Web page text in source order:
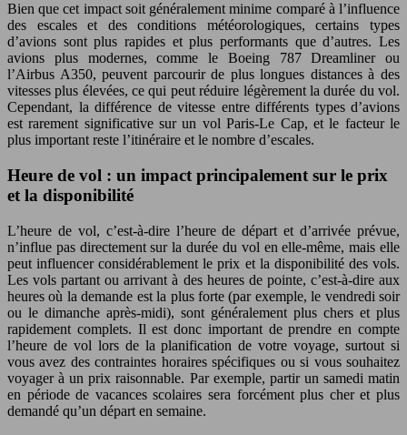
Bien que cet impact soit généralement minime comparé à l’influence
des escales et des conditions météorologiques, certains types
d’avions sont plus rapides et plus performants que d’autres. Les
avions plus modernes, comme le Boeing 787 Dreamliner ou
l’Airbus A350, peuvent parcourir de plus longues distances à des
vitesses plus élevées, ce qui peut réduire légèrement la durée du vol.
Cependant, la différence de vitesse entre différents types d’avions
est rarement significative sur un vol Paris-Le Cap, et le facteur le
plus important reste l’itinéraire et le nombre d’escales.
Heure de vol : un impact principalement sur le prix
et la disponibilité
L’heure de vol, c’est-à-dire l’heure de départ et d’arrivée prévue,
n’influe pas directement sur la durée du vol en elle-même, mais elle
peut influencer considérablement le prix et la disponibilité des vols.
Les vols partant ou arrivant à des heures de pointe, c’est-à-dire aux
heures où la demande est la plus forte (par exemple, le vendredi soir
ou le dimanche après-midi), sont généralement plus chers et plus
rapidement complets. Il est donc important de prendre en compte
l’heure de vol lors de la planification de votre voyage, surtout si
vous avez des contraintes horaires spécifiques ou si vous souhaitez
voyager à un prix raisonnable. Par exemple, partir un samedi matin
en période de vacances scolaires sera forcément plus cher et plus
demandé qu’un départ en semaine.